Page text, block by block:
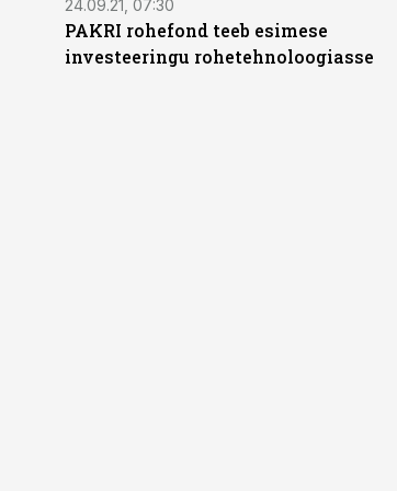
24.09.21, 07:30
PAKRI rohefond teeb esimese
investeeringu rohetehnoloogiasse